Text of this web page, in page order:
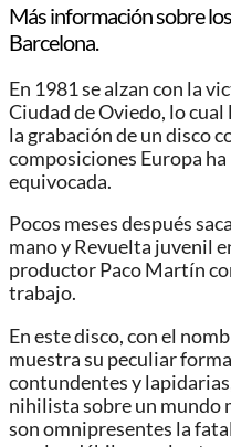
Más información sobre
Barcelona.
En 1981 se alzan con la
Ciudad de Oviedo, lo
la grabación de un disco
composiciones Europa
equivocada.
Pocos meses después
mano y Revuelta juvenil
productor Paco Martín
trabajo.
En este disco, con el
muestra su peculiar
contundentes y
nihilista sobre un mundo
son omnipresentes la